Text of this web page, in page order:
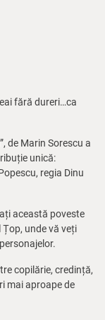
fără dureri…ca
de Marin Sorescu a
unică:
regia Dinu
această poveste
unde vă veți
copilărie, credință,
mai aproape de
și a vieții...